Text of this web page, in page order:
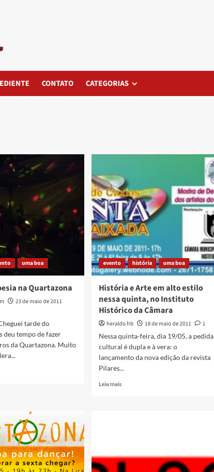
CONTATO CATEGORIAS
uma boa
na Quartazona
23 de maio de 2011
tarde do
deu tempo de fazer
da Quartazona. Muito
evento história uma boa
História e Arte em alto estilo
nessa quinta, no Instituto
Histórico da Câmara
heraldo hb 18 de maio de 2011
1
Nessa quinta-feira, dia 19/05, a pedida
cultural é dupla e à vera: o
lançamento da nova edição da revista
Pilares...
Leia maisRead
estilo
nessa